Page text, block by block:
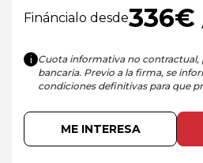
Fináncialo desde336€
i Cuota informativa no contractual,
bancaria. Previo a la firma, se
condiciones definitivas para que
ME INTERESA